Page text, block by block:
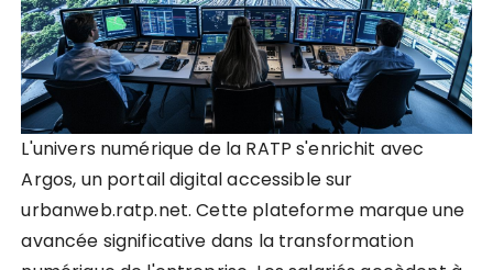
L'univers numérique de la RATP s'enrichit avec
Argos, un portail digital accessible sur
urbanweb.ratp.net. Cette plateforme marque une
avancée significative dans la transformation